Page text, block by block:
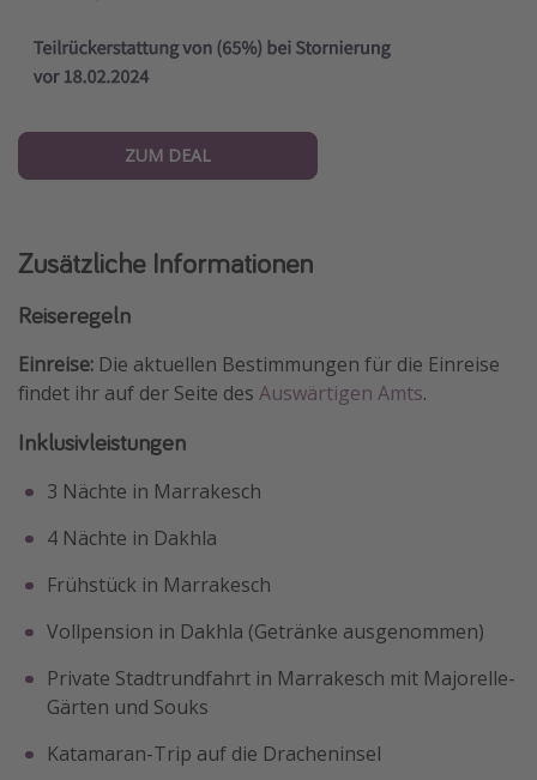
ZUM DEAL
Zusätzliche Informationen
Reiseregeln
Einreise: Die aktuellen Bestimmungen für die Einreise
findet ihr auf der Seite des Auswärtigen Amts.
Inklusivleistungen
3 Nächte in Marrakesch
4 Nächte in Dakhla
Frühstück in Marrakesch
Vollpension in Dakhla (Getränke ausgenommen)
Private Stadtrundfahrt in Marrakesch mit Majorelle-
Gärten und Souks
Katamaran-Trip auf die Dracheninsel